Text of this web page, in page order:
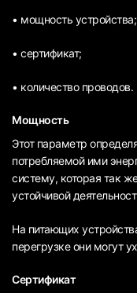
• мощность устройства;
• сертификат;
• количество проводов.
Мощность
Этот параметр
потребляемой ими
систему, которая так
устойчивой
На питающих
перегрузке они могут
Сертификат